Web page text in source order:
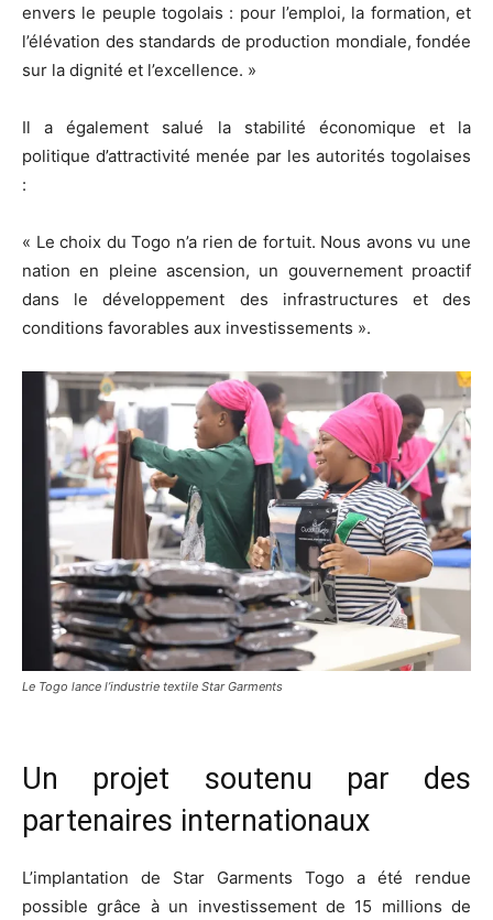
envers le peuple togolais : pour l’emploi, la formation, et
l’élévation des standards de production mondiale, fondée
sur la dignité et l’excellence. »
Il a également salué la stabilité économique et la
politique d’attractivité menée par les autorités togolaises
:
« Le choix du Togo n’a rien de fortuit. Nous avons vu une
nation en pleine ascension, un gouvernement proactif
dans le développement des infrastructures et des
conditions favorables aux investissements ».
Le Togo lance l’industrie textile Star Garments
Un projet soutenu par des
partenaires internationaux
L’implantation de Star Garments Togo a été rendue
possible grâce à un investissement de 15 millions de